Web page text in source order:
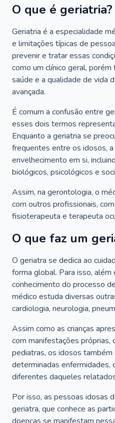
O que é geriatria?
Geriatria é a especialidade
e limitações típicas de
prevenir e tratar essas
como um clínico geral,
saúde e a qualidade de vida
avançada.
É comum a confusão entre
esses dois termos
Enquanto a geriatria se
frequentes entre os idosos,
envelhecimento em si,
biológicos, psicológicos e
Assim, na gerontologia, o
com outros profissionais,
fisioterapeuta e terapeuta
O que faz um
O geriatra se dedica ao
forma global. Para isso,
conhecimento do processo
médico estuda diversas
cardiologia, neurologia,
Assim como as crianças
com manifestações
pediatras, os idosos também
determinadas enfermidades,
diferentes daqueles
Por isso, as pessoas idosas
geriatra, que conhece as